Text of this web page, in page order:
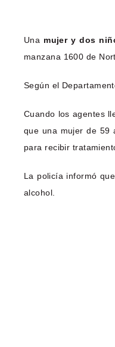
Una mujer y dos
manzana 1600 de
Según el
Cuando los agentes
que una mujer de 59
para recibir
La policía informó
alcohol.